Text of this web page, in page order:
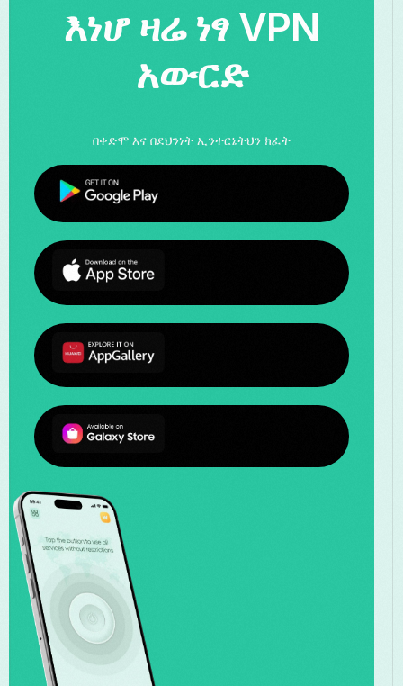
እነሆ ዛሬ ነፃ VPN
አውርድ
በቀድሞ እና በደህንነት ኢንተርኔትህን ክፈት